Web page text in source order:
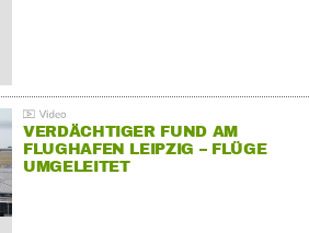
VERDÄCHTIGER FUND AM
FLUGHAFEN LEIPZIG – FLÜGE
UMGELEITET